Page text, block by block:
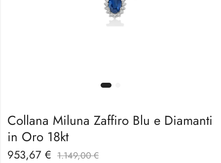
Collana Miluna Zaffiro Blu e Diamanti
in Oro 18kt
953,67 € 1.149,00€